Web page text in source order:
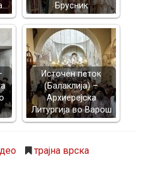
Брусник
Источен петок
(Балаклија) –
Архиерејска
Литургија во Варош
трајна врска